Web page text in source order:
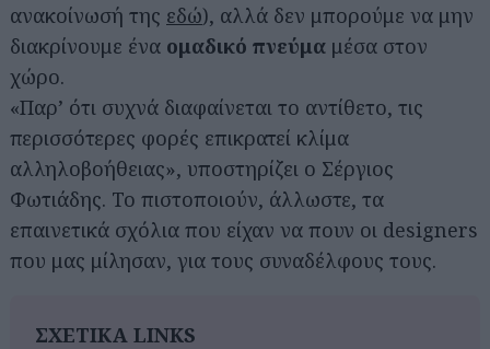
ανακοίνωσή της εδώ), αλλά δεν μπορούμε να μην
διακρίνουμε ένα ομαδικό πνεύμα μέσα στον
χώρο.
«Παρ’ ότι συχνά διαφαίνεται το αντίθετο, τις
περισσότερες φορές επικρατεί κλίμα
αλληλοβοήθειας», υποστηρίζει ο Σέργιος
Φωτιάδης. Το πιστοποιούν, άλλωστε, τα
επαινετικά σχόλια που είχαν να πουν οι designers
που μας μίλησαν, για τους συναδέλφους τους.
ΣΧΕΤΙΚΑ LINKS